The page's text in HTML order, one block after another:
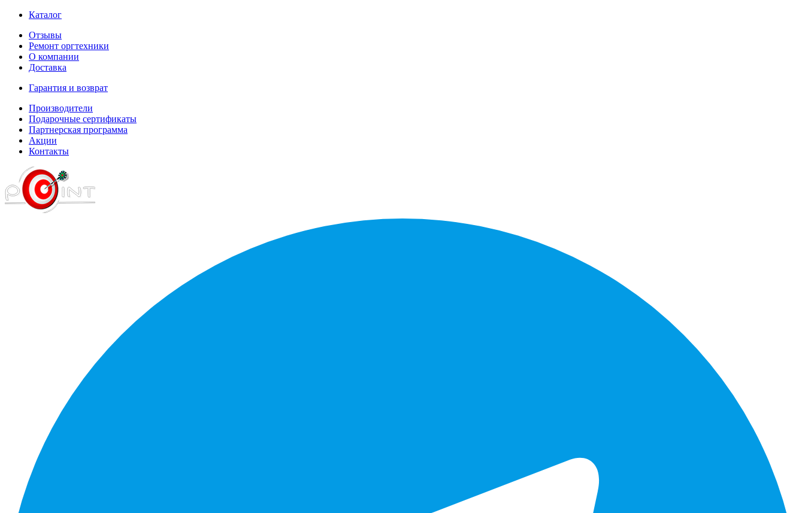
Каталог
Отзывы
Ремонт оргтехники
О компании
Доставка
Гарантия и возврат
Производители
Подарочные сертификаты
Партнерская программа
Акции
Контакты